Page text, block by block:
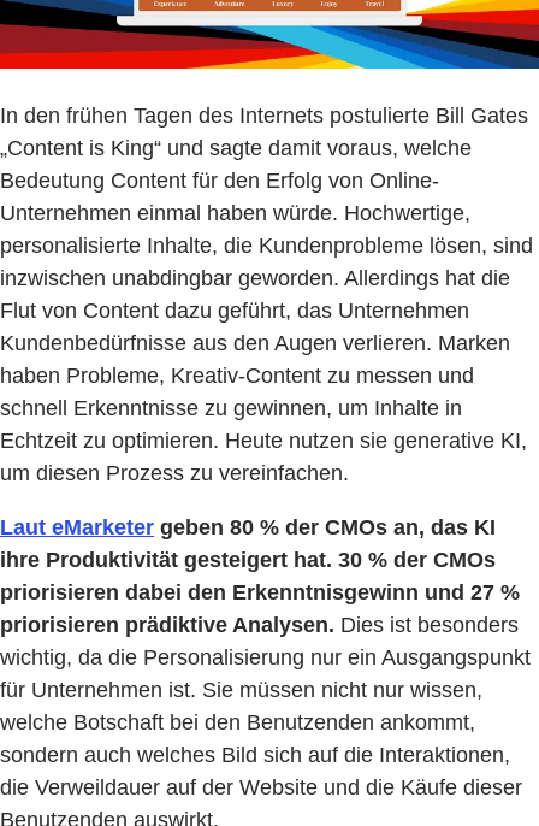
In den frühen Tagen des Internets postulierte Bill Gates
„Content is King“ und sagte damit voraus, welche
Bedeutung Content für den Erfolg von Online-
Unternehmen einmal haben würde. Hochwertige,
personalisierte Inhalte, die Kundenprobleme lösen, sind
inzwischen unabdingbar geworden. Allerdings hat die
Flut von Content dazu geführt, das Unternehmen
Kundenbedürfnisse aus den Augen verlieren. Marken
haben Probleme, Kreativ-Content zu messen und
schnell Erkenntnisse zu gewinnen, um Inhalte in
Echtzeit zu optimieren. Heute nutzen sie generative KI,
um diesen Prozess zu vereinfachen.
Laut eMarketer geben 80 % der CMOs an, das KI
ihre Produktivität gesteigert hat. 30 % der CMOs
priorisieren dabei den Erkenntnisgewinn und 27 %
priorisieren prädiktive Analysen. Dies ist besonders
wichtig, da die Personalisierung nur ein Ausgangspunkt
für Unternehmen ist. Sie müssen nicht nur wissen,
welche Botschaft bei den Benutzenden ankommt,
sondern auch welches Bild sich auf die Interaktionen,
die Verweildauer auf der Website und die Käufe dieser
Benutzenden auswirkt.